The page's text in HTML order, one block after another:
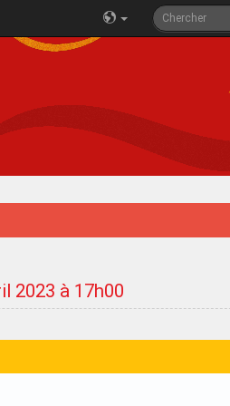
2023 à 17h00